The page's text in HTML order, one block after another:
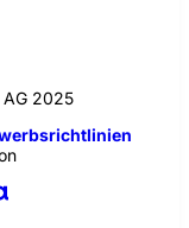
2025